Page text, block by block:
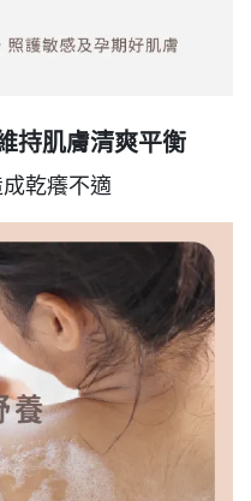
持肌膚清爽平衡
乾癢不適